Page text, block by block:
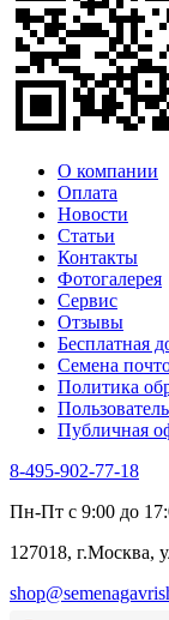
О компании
Оплата
Новости
Статьи
Контакты
Фотогалерея​
Сервис
Отзывы
Бесплатная
Семена
Политика
Публичная
8-495-902-77-18
Пн-Пт с 9:00 до
127018, г.Москва,